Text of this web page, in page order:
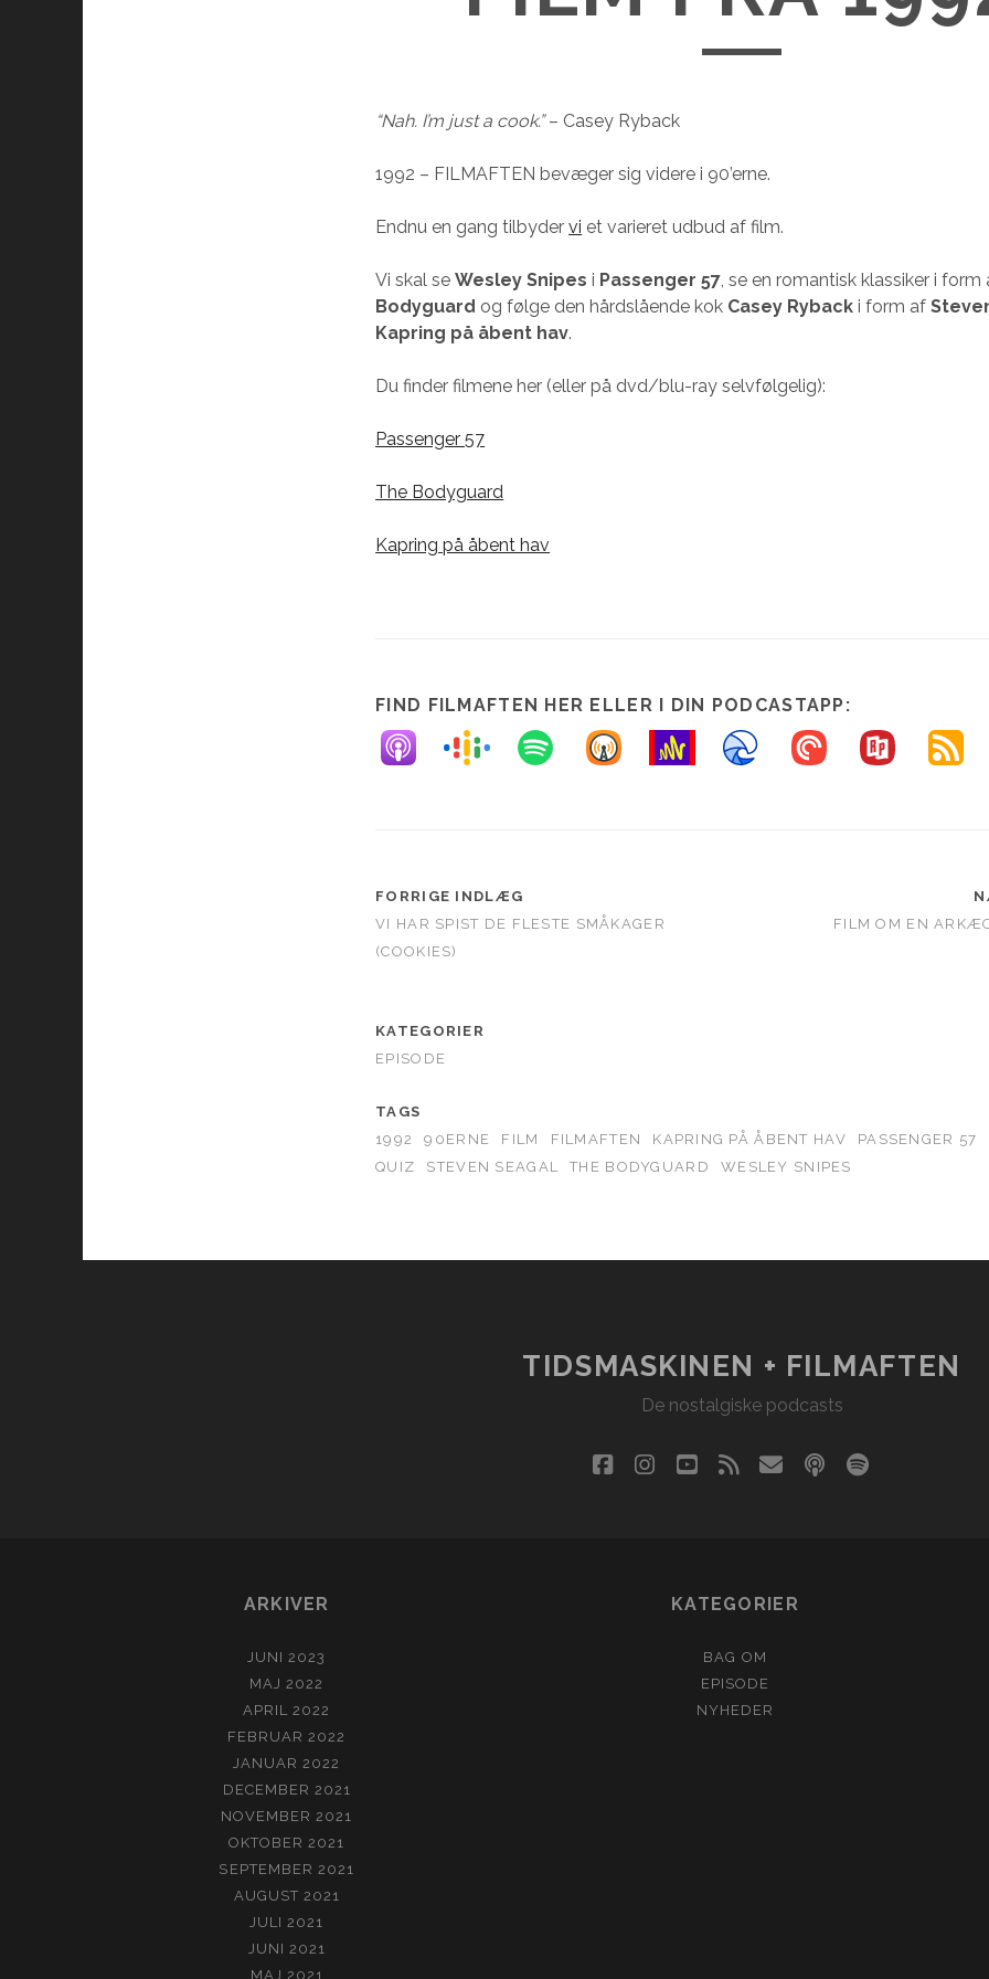
“Nah. I’m just a cook.”– Casey Ryback
1992 – FILMAFTEN bevæger sig videre i 90’erne.
Endnu en gang tilbydervi et varieret udbud af film.
Vi skal seWesley Snipes i Passenger 57 , se en romantisk klassiker i form
Bodyguard og følge den hårdslående kok Casey Ryback i form af
Kapring på åbent hav.
Du finder filmene her (eller på dvd/blu-ray selvfølgelig):
Passenger 57
The Bodyguard
Kapring på åbent hav
FIND FILMAFTEN HER ELLER I DIN PODCASTAPP:
FORRIGE INDLÆG
VI HAR SPIST DE FLESTE SMÅKAGER
(COOKIES)
FILM OM EN
KATEGORIER
EPISODE
TAGS
1992
90ERNE FILM FILMAFTEN KAPRING PÅ ÅBENT HAV PASSENGER 57
QUIZ
STEVEN SEAGAL THE BODYGUARD WESLEY SNIPES
TIDSMASKINEN + FILMAFTEN
De nostalgiske podcasts
facebookinstagram
youtube
rss emailpodcastspotify
ARKIVER
JUNI 2023
MAJ 2022
APRIL 2022
FEBRUAR 2022
JANUAR 2022
DECEMBER 2021
NOVEMBER 2021
OKTOBER 2021
SEPTEMBER 2021
AUGUST 2021
JULI 2021
JUNI 2021
MAJ 2021
KATEGORIER
BAG OM
EPISODE
NYHEDER